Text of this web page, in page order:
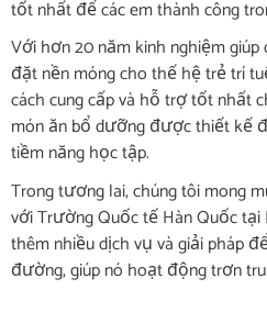
tốt nhất để các em thành công
Với hơn 20 năm kinh nghiệm
đặt nền móng cho thế hệ trẻ trí
cách cung cấp và hỗ trợ tốt nhất
món ăn bổ dưỡng được thiết kế
tiềm năng học tập.
Trong tương lai, chúng tôi mong
với Trường Quốc tế Hàn Quốc
thêm nhiều dịch vụ và giải pháp
đường, giúp nó hoạt động trơn